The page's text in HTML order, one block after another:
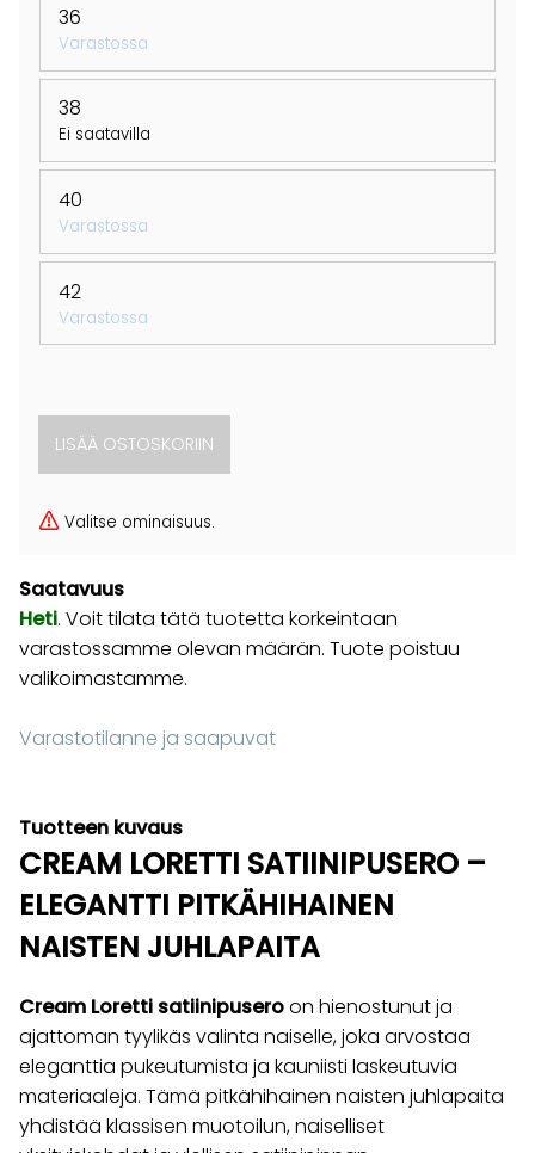
36
Varastossa
38
Ei saatavilla
40
Varastossa
42
Varastossa
Valitse ominaisuus.
Saatavuus
Heti. Voit tilata tätä tuotetta korkeintaan
varastossamme olevan määrän. Tuote poistuu
valikoimastamme.
Varastotilanne ja saapuvat
Tuotteen kuvaus
CREAM LORETTI SATIINIPUSERO –
ELEGANTTI PITKÄHIHAINEN
NAISTEN JUHLAPAITA
Cream Loretti satiinipuseroon hienostunut ja
ajattoman tyylikäs valinta naiselle, joka arvostaa
eleganttia pukeutumista ja kauniisti laskeutuvia
materiaaleja. Tämä pitkähihainen naisten juhlapaita
yhdistää klassisen muotoilun, naiselliset